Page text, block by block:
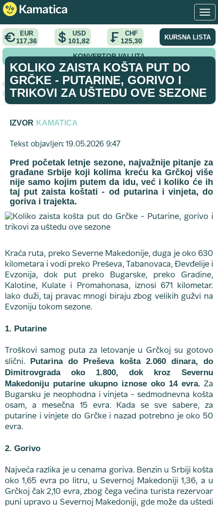
EUR
117,36
USD
101,82
CHF
125,30 KURSNA LISTA
KONVERTOR VALUTA
Početna > vodic >
Koliko zaista košta put do Grčke - Putarine,
gorivo i trikovi za uštedu ove sezone
KOLIKO ZAISTA KOŠTA PUT DO
GRČKE - PUTARINE, GORIVO I
TRIKOVI ZA UŠTEDU OVE SEZONE
IZVOR KAMATICA
Tekst objavljen: 19.05.2026 9:47
Pred početak letnje sezone, najvažnije pitanje za
građane Srbije koji kolima kreću ka Grčkoj više
nije samo kojim putem da idu, već i koliko će ih
taj put zaista koštati - od putarina i vinjeta, do
goriva i trajekta.
Kraća ruta, preko Severne Makedonije, duga je oko 630
kilometara i vodi preko Preševa, Tabanovaca, Đevđelije i
Evzonija, dok put preko Bugarske, preko Gradine,
Kalotine, Kulate i Promahonasa, iznosi 671 kilometar.
Iako duži, taj pravac mnogi biraju zbog velikih gužvi na
Evzoniju tokom sezone.
1. Putarine
Troškovi samog puta za letovanje u Grčkoj su gotovo
slični. Putarina do Preševa košta 2.060 dinara, do
Dimitrovgrada oko 1.800, dok kroz Severnu
Makedoniju putarine ukupno iznose oko 14 evra. Za
Bugarsku je neophodna i vinjeta - sedmodnevna košta
osam, a mesečna 15 evra. Kada se sve sabere, za
putarine i vinjete do Grčke i nazad potrebno je oko 50
evra.
2. Gorivo
Najveća razlika je u cenama goriva. Benzin u Srbiji košta
oko 1,65 evra po litru, u Severnoj Makedoniji 1,36, a u
Grčkoj čak 2,10 evra, zbog čega većina turista rezervoar
puni upravo u Severnoj Makedoniji, gde može da uštedi